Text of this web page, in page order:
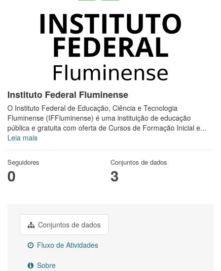
Instituto Federal Fluminense
O Instituto Federal de Educação, Ciência e Tecnologia
Fluminense (IFFluminense) é uma instituição de educação
pública e gratuita com oferta de Cursos de Formação Inicial e...
Leia mais
Seguidores
0
Conjuntos de dados
3
Conjuntos de dados
Fluxo de Atividades
Sobre